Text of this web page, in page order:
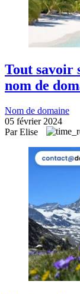
Tout savoir
nom de
Nom de domaine
05 février 2024
Par Elise